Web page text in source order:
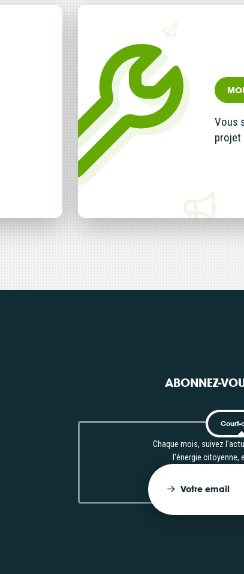
Vous
projet
ABONNEZ-
Court-
Chaque mois, suivez
l'énergie citoyenne,
Votre email